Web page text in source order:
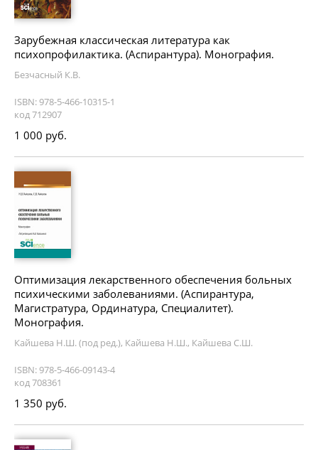
Зарубежная классическая литература как
психопрофилактика. (Аспирантура). Монография.
Безчасный К.В.
ISBN: 978-5-466-10315-1
код 712907
1 000 руб.
Оптимизация лекарственного обеспечения больных
психическими заболеваниями. (Аспирантура,
Магистратура, Ординатура, Специалитет).
Монография.
Кайшева Н.Ш. (под ред.), Кайшева Н.Ш., Кайшева С.Ш.
ISBN: 978-5-466-09143-4
код 708361
1 350 руб.